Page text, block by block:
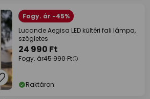
Fogy. ár -45%
Lucande Aegisa LED kültéri fali lámpa,
szögletes
24 990 Ft
Fogy. ár45 990 Ft
Raktáron